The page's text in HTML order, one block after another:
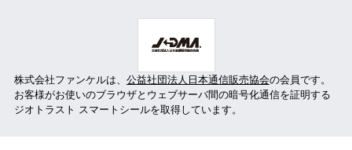
株式会社ファンケルは、 公益社団法人日本通信販売協会の会員です。
お客様がお使いのブラウザとウェブサーバ間の暗号化通信を証明する
ジオトラスト スマートシールを取得しています。